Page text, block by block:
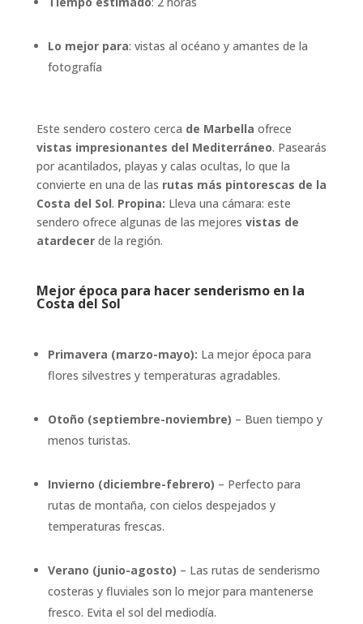
Lo mejor para: vistas al océano y amantes de la
fotografía
Este sendero costero cerca de Marbella ofrece
vistas impresionantes del Mediterráneo. Pasearás
por acantilados, playas y calas ocultas, lo que la
convierte en una de las rutas más pintorescas de la
Costa del Sol. Propina: Lleva una cámara: este
sendero ofrece algunas de las mejores vistas de
atardecerde la región.
Mejor época para hacer senderismo en la
Costa del Sol
Primavera (marzo-mayo): La mejor época para
flores silvestres y temperaturas agradables.
Otoño (septiembre-noviembre) – Buen tiempo y
menos turistas.
Invierno (diciembre-febrero) – Perfecto para
rutas de montaña, con cielos despejados y
temperaturas frescas.
Verano (junio-agosto) – Las rutas de senderismo
costeras y fluviales son lo mejor para mantenerse
fresco. Evita el sol del mediodía.